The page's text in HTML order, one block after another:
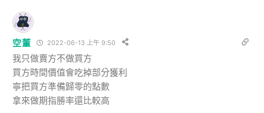
空董 2022-06-13 上午 9:50
我只做賣方不做買方
買方時間價值會吃掉部分獲利
寧把買方準備歸零的點數
拿來做期指勝率還比較高